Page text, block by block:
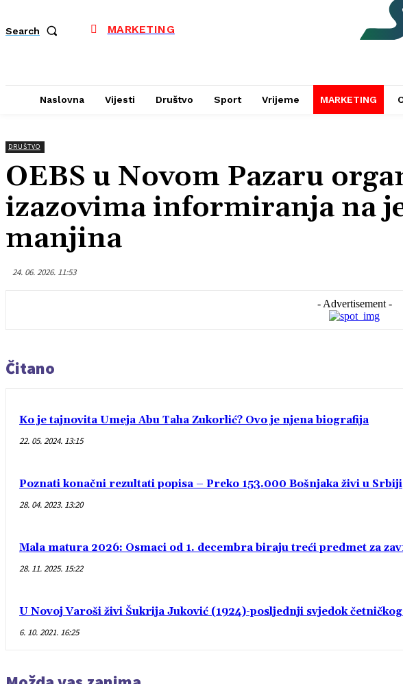
Search MARKETING
Naslovna Vijesti Društvo Sport Vrijeme MARKETING
DRUŠTVO
OEBS u Novom Pazaru
izazovima informiranja na
manjina
24. 06. 2026. 11:53
- Advertisement -
Čitano
Ko je tajnovita Umeja Abu Taha Zukorlić? Ovo je njena biografija
22. 05. 2024. 13:15
Poznati konačni rezultati popisa – Preko 153.000 Bošnjaka živi u Srbiji
28. 04. 2023. 13:20
Mala matura 2026: Osmaci od 1. decembra biraju treći predmet za
28. 11. 2025. 15:22
U Novoj Varoši živi Šukrija Juković (1924)-posljednji svjedok
6. 10. 2021. 16:25